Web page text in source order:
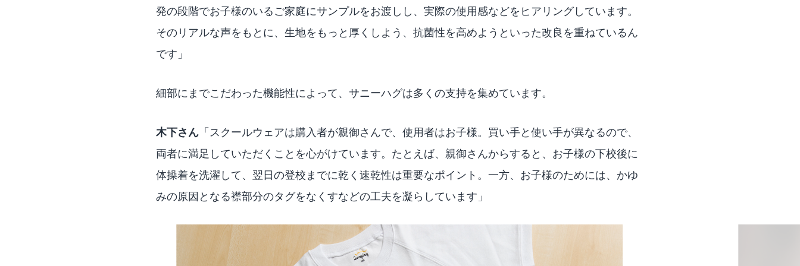
発の段階でお子様のいるご家庭にサンプルをお渡しし、実際の使用感などをヒアリングしています。
そのリアルな声をもとに、生地をもっと厚くしよう、抗菌性を高めようといった改良を重ねているん
です」
細部にまでこだわった機能性によって、サニーハグは多くの支持を集めています。
木下さん 「スクールウェアは購入者が親御さんで、使用者はお子様。買い手と使い手が異なるので、
両者に満足していただくことを心がけています。たとえば、親御さんからすると、お子様の下校後に
体操着を洗濯して、翌日の登校までに乾く速乾性は重要なポイント。一方、お子様のためには、かゆ
みの原因となる襟部分のタグをなくすなどの工夫を凝らしています」